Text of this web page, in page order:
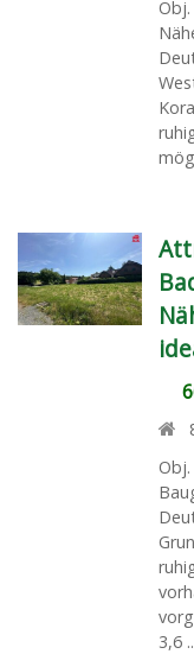
Obj.
3,6